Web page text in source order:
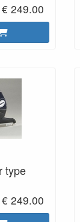
€ 249.00
type
€ 249.00